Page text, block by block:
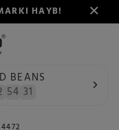
HAYB!
BEANS
54 31
Do ekspresu
4472